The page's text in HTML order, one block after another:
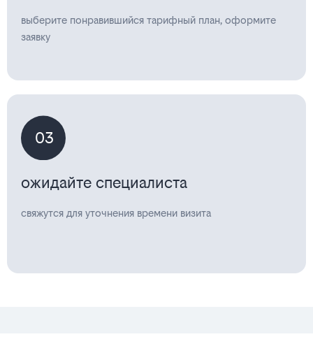
выберите понравившийся тарифный план, оформите
заявку
03
ожидайте специалиста
свяжутся для уточнения времени визита